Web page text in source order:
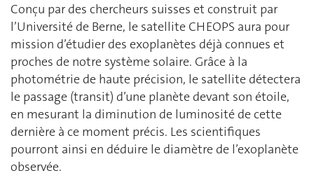
Conçu par des chercheurs suisses et construit par
l’Université de Berne, le satellite CHEOPS aura pour
mission d’étudier des exoplanètes déjà connues et
proches de notre système solaire. Grâce à la
photométrie de haute précision, le satellite détectera
le passage (transit) d’une planète devant son étoile,
en mesurant la diminution de luminosité de cette
dernière à ce moment précis. Les scientifiques
pourront ainsi en déduire le diamètre de l’exoplanète
observée.